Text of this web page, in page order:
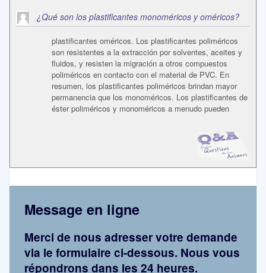
¿Qué son los plastificantes monoméricos y oméricos?
plastificantes oméricos. Los plastificantes poliméricos
son resistentes a la extracción por solventes, aceites y
fluidos, y resisten la migración a otros compuestos
poliméricos en contacto con el material de PVC. En
resumen, los plastificantes poliméricos brindan mayor
permanencia que los monoméricos. Los plastificantes de
éster poliméricos y monoméricos a menudo pueden
Message en ligne
Merci de nous adresser votre demande
via le formulaire ci-dessous. Nous vous
répondrons dans les 24 heures.